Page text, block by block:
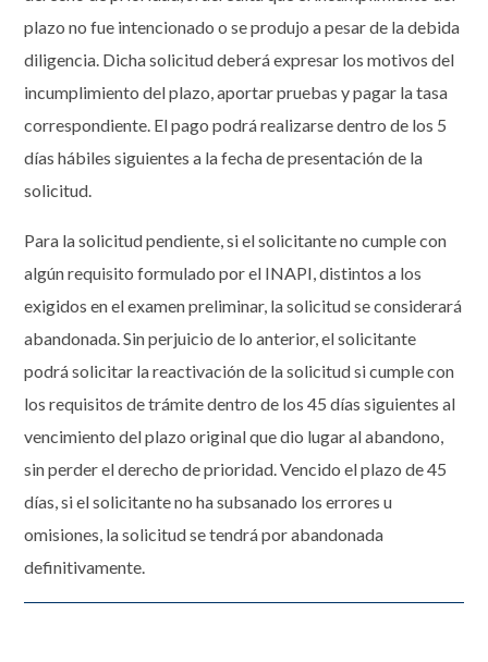
plazo no fue intencionado o se produjo a pesar de la debida
diligencia. Dicha solicitud deberá expresar los motivos del
incumplimiento del plazo, aportar pruebas y pagar la tasa
correspondiente. El pago podrá realizarse dentro de los 5
días hábiles siguientes a la fecha de presentación de la
solicitud.
Para la solicitud pendiente, si el solicitante no cumple con
algún requisito formulado por el INAPI, distintos a los
exigidos en el examen preliminar, la solicitud se considerará
abandonada. Sin perjuicio de lo anterior, el solicitante
podrá solicitar la reactivación de la solicitud si cumple con
los requisitos de trámite dentro de los 45 días siguientes al
vencimiento del plazo original que dio lugar al abandono,
sin perder el derecho de prioridad. Vencido el plazo de 45
días, si el solicitante no ha subsanado los errores u
omisiones, la solicitud se tendrá por abandonada
definitivamente.